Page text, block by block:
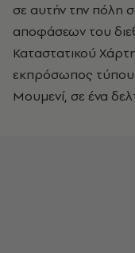
σε αυτήν την πόλη
αποφάσεων του
Καταστατικού
εκπρόσωπος
Μουμενί, σε ένα